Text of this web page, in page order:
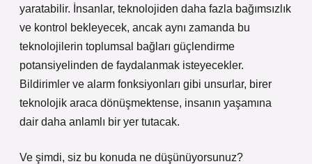
yaratabilir. İnsanlar, teknolojiden daha fazla bağımsızlık
ve kontrol bekleyecek, ancak aynı zamanda bu
teknolojilerin toplumsal bağları güçlendirme
potansiyelinden de faydalanmak isteyecekler.
Bildirimler ve alarm fonksiyonları gibi unsurlar, birer
teknolojik araca dönüşmektense, insanın yaşamına
dair daha anlamlı bir yer tutacak.
Ve şimdi, siz bu konuda ne düşünüyorsunuz?